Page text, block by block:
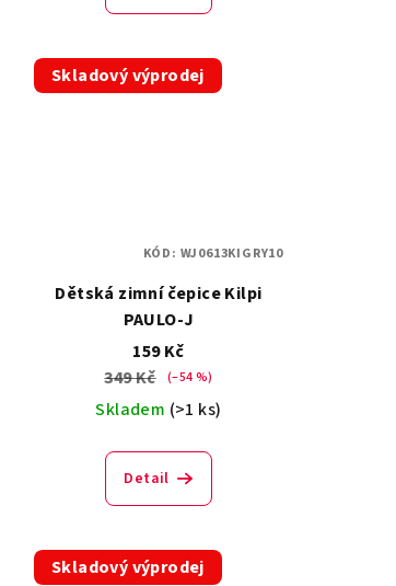
Skladový výprodej
Dětská zimní čepice Kilpi
PAULO-J
159 Kč
349 Kč
(–54 %)
Skladem (>1 ks)
Detail
KÓD: WJ0613KIGRY10
Skladový výprodej